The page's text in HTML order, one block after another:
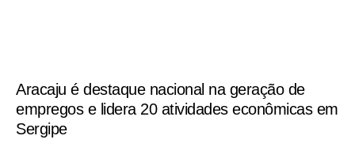
Aracaju é destaque nacional na geração de
empregos e lidera 20 atividades econômicas em
Sergipe